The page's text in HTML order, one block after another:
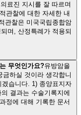
료진 지시를 잘 따르며
관찰에 대한 자세한 내
관찰은 미국국립종합암
며, 산정특례가 적용되
무엇인가요?유방암을
하실 것이라 생각합니
습니다. 1) 종양표지자
결과는 수술기록지에
정에 대해 기록한 문서